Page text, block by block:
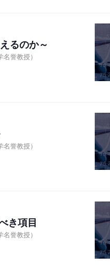
るのか～
誉教授）
誉教授）
き項目
誉教授）